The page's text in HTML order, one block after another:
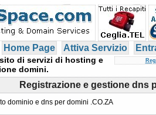
Home Page Attiva Servizio
di servizi di hosting e
domini.
Registrazione e gestione dns
dominio e dns per domini .CO.ZA